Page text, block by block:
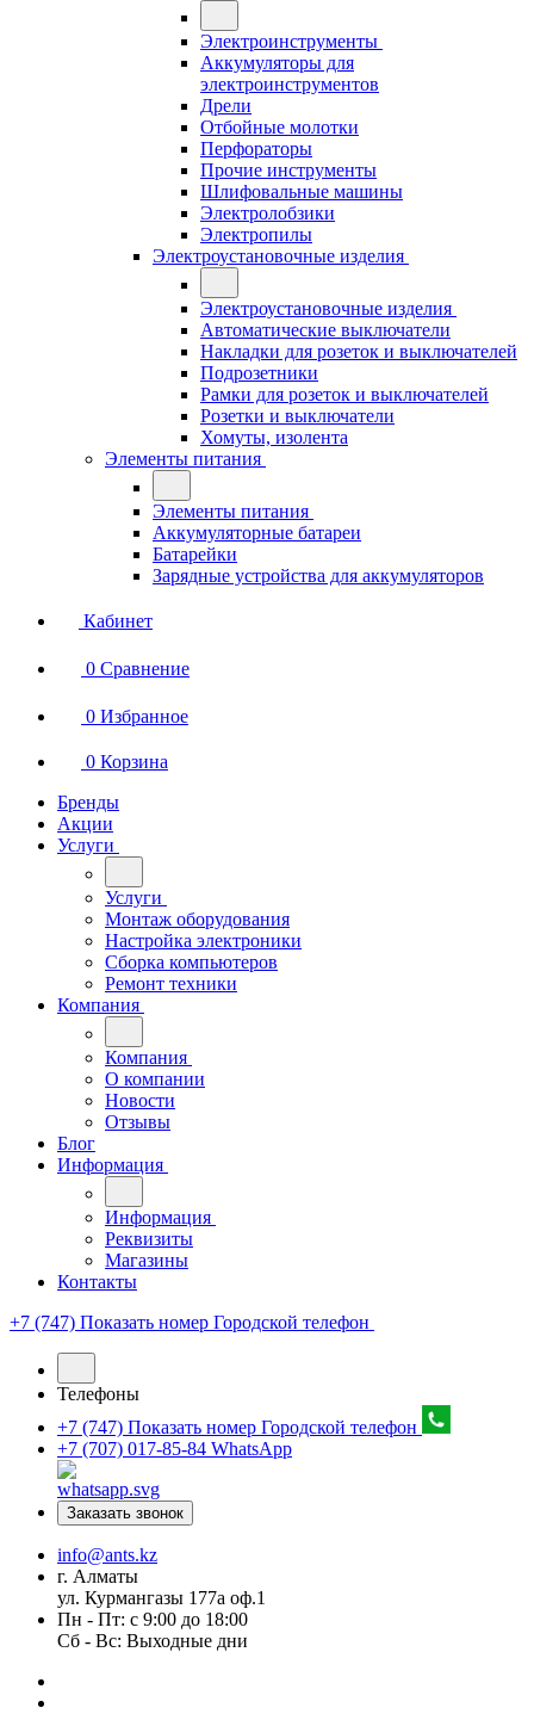
Электроинструменты
Аккумуляторы для
электроинструментов
Дрели
Отбойные молотки
Перфораторы
Прочие инструменты
Шлифовальные машины
Электролобзики
Электропилы
Электроустановочные изделия
Электроустановочные изделия
Автоматические выключатели
Накладки для розеток и выключателей
Подрозетники
Рамки для розеток и выключателей
Розетки и выключатели
Хомуты, изолента
Элементы питания
Элементы питания
Аккумуляторные батареи
Батарейки
Зарядные устройства для аккумуляторов
Кабинет
0 Сравнение
0 Избранное
0 Корзина
Бренды
Акции
Услуги
Услуги
Монтаж оборудования
Настройка электроники
Сборка компьютеров
Ремонт техники
Компания
Компания
О компании
Новости
Отзывы
Блог
Информация
Информация
Реквизиты
Магазины
Контакты
+7 (747) Показать номер Городской телефон
Телефоны
+7 (747) Показать номер Городской телефон
+7 (707) 017-85-84 WhatsApp
Заказать звонок
info@ants.kz
г. Алматы
ул. Курмангазы 177а оф.1
Пн - Пт: с 9:00 до 18:00
Сб - Вс: Выходные дни